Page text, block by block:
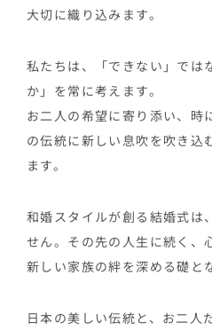
大切に織り込みます。
私たちは、「できない」では
か」を常に考えます。
お二人の希望に寄り添い、時
の伝統に新しい息吹を吹き込
ます。
和婚スタイルが創る結婚式は
せん。その先の人生に続く、
新しい家族の絆を深める礎と
日本の美しい伝統と、お二人